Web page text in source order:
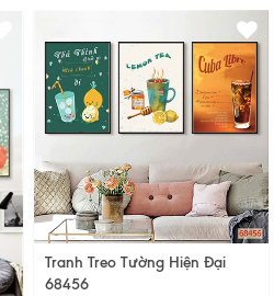
Tranh Treo Tường Hiện Đại
68456